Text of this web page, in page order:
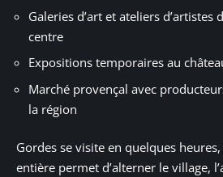
Galeries d’art et ateliers d’artistes
centre
Expositions temporaires au
Marché provençal avec
la région
Gordes se visite en quelques
entière permet d’alterner le village,